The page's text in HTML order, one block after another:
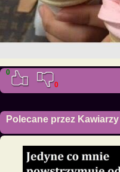
0
0
Polecane przez Kawiarzy